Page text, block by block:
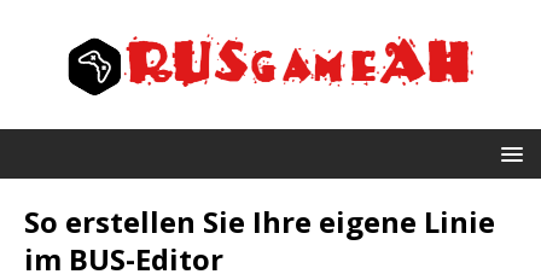
So erstellen Sie Ihre eigene Linie
im BUS-Editor